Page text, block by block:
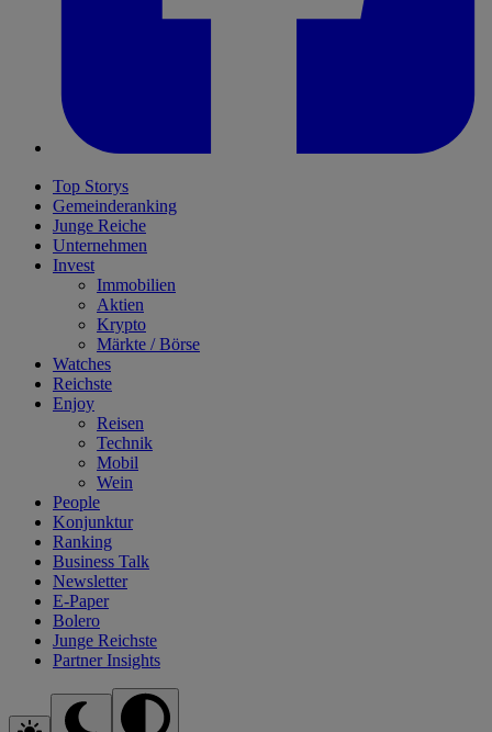
Top Storys
Gemeinderanking
Junge Reiche
Unternehmen
Invest
Immobilien
Aktien
Krypto
Märkte / Börse
Watches
Reichste
Enjoy
Reisen
Technik
Mobil
Wein
People
Konjunktur
Ranking
Business Talk
Newsletter
E-Paper
Bolero
Junge Reichste
Partner Insights